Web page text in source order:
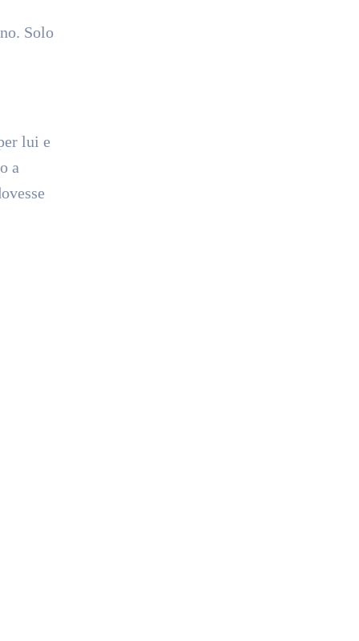
Solo
lui e
a